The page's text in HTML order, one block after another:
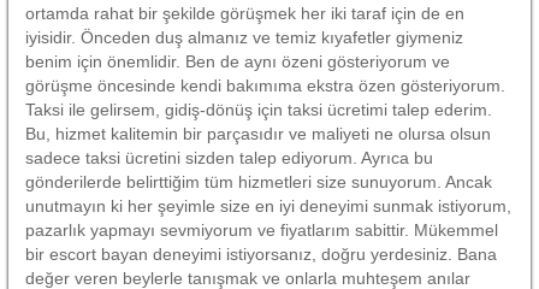
ortamda rahat bir şekilde görüşmek her iki taraf için de en
iyisidir. Önceden duş almanız ve temiz kıyafetler giymeniz
benim için önemlidir. Ben de aynı özeni gösteriyorum ve
görüşme öncesinde kendi bakımıma ekstra özen gösteriyorum.
Taksi ile gelirsem, gidiş-dönüş için taksi ücretimi talep ederim.
Bu, hizmet kalitemin bir parçasıdır ve maliyeti ne olursa olsun
sadece taksi ücretini sizden talep ediyorum. Ayrıca bu
gönderilerde belirttiğim tüm hizmetleri size sunuyorum. Ancak
unutmayın ki her şeyimle size en iyi deneyimi sunmak istiyorum,
pazarlık yapmayı sevmiyorum ve fiyatlarım sabittir. Mükemmel
bir escort bayan deneyimi istiyorsanız, doğru yerdesiniz. Bana
değer veren beylerle tanışmak ve onlarla muhteşem anılar